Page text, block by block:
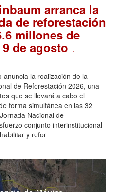
arranca la
de reforestación
millones de
de agosto .
anuncia la realización de la
de Reforestación 2026, una
que se llevará a cabo el
forma simultánea en las 32
Nacional de
conjunto interinstitucional
y refor